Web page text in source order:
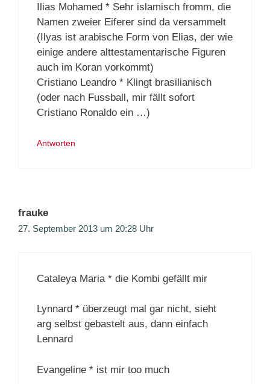
Ilias Mohamed * Sehr islamisch fromm, die
Namen zweier Eiferer sind da versammelt
(Ilyas ist arabische Form von Elias, der wie
einige andere alttestamentarische Figuren
auch im Koran vorkommt)
Cristiano Leandro * Klingt brasilianisch
(oder nach Fussball, mir fällt sofort
Cristiano Ronaldo ein …)
Antworten
frauke
27. September 2013 um 20:28 Uhr
Cataleya Maria * die Kombi gefällt mir
Lynnard * überzeugt mal gar nicht, sieht
arg selbst gebastelt aus, dann einfach
Lennard
Evangeline * ist mir too much